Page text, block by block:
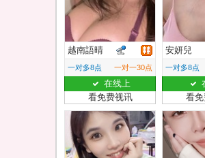
越南語晴
一对多8点 一对一30点
在线上
看免费视讯
安妍兒
一对多8点
看